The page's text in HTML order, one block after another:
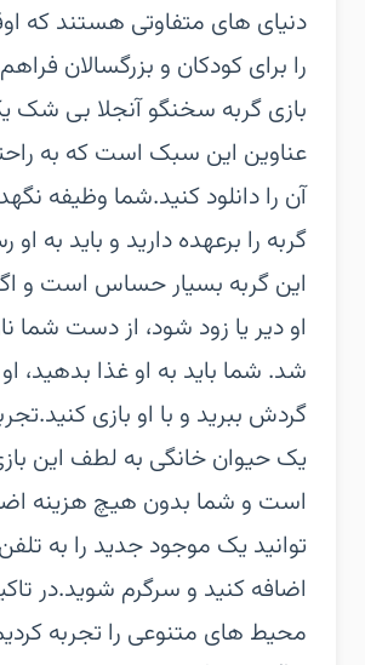
دنیای های متفاوتی هستند که
را برای کودکان و بزرگسالان
بازی گربه سخنگو آنجلا بی شک
عناوین این سبک است که به
آن را دانلود کنید.شما وظیفه
گربه را برعهده دارید و باید به
این گربه بسیار حساس است و
او دیر یا زود شود، از دست شما
شد. شما باید به او غذا بدهید،
گردش ببرید و با او بازی
یک حیوان خانگی به لطف این
است و شما بدون هیچ هزینه
توانید یک موجود جدید را به
محیط های متنوعی را تجربه